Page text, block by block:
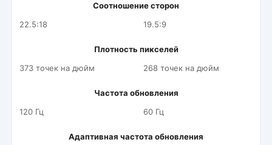
Соотношение сторон
22.5:18
19.5:9
Плотность пикселей
373 точек на дюйм
268 точек на дюйм
Частота обновления
120 Гц
60 Гц
Адаптивная частота обновления